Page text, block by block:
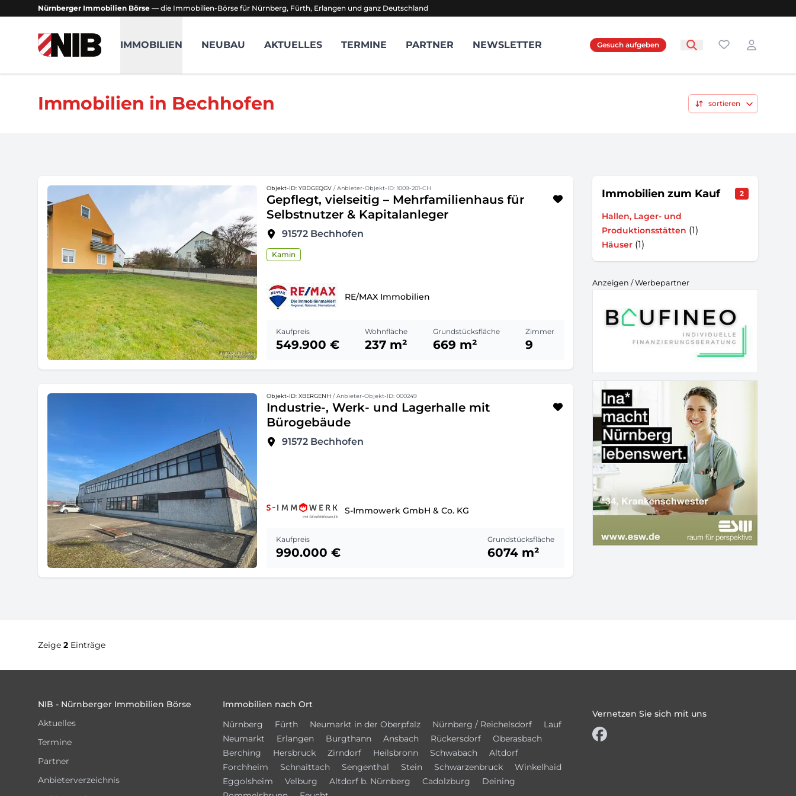
Nürnberger Immobilien Börse — die Immobilien-Börse für Nürnberg, Fürth, Erlangen und ganz Deutschland
NIB - Nürnberger Immobilien Börse
IMMOBILIEN NEUBAU AKTUELLES TERMINE PARTNER NEWSLETTER Gesuch aufgeben Favoriten
Login
Immobilien in Bechhofen sortieren
Objekt-ID: YBDGEQGV / Anbieter-Objekt-ID: 1009-201-CH
Gepflegt, vielseitig – Mehrfamilienhaus für
Selbstnutzer & Kapitalanleger
91572 Bechhofen
Kamin
RE/MAX Immobilien
Kaufpreis
549.900 €
Wohnfläche
237 m²
Grundstücksfläche
669 m²
Zimmer
9
Objekt-ID: XBERGENH / Anbieter-Objekt-ID: 000249
Industrie-, Werk- und Lagerhalle mit
Bürogebäude
91572 Bechhofen
S-Immowerk GmbH & Co. KG
Kaufpreis
990.000 €
Grundstücksfläche
6074 m²
Immobilien zum Kauf 2
Hallen, Lager- und
Produktionsstätten (1)
Häuser (1)
Anzeigen / Werbepartner
Zeige 2 Einträge
NIB - Nürnberger Immobilien Börse
Aktuelles
Termine
Partner
Anbieterverzeichnis
Immobilien nach Ort
Nürnberg
Fürth Neumarkt in der Oberpfalz Nürnberg / Reichelsdorf
Lauf
Neumarkt
Erlangen Burgthann Ansbach Rückersdorf
Oberasbach
Berching
Hersbruck Zirndorf Heilsbronn Schwabach
Altdorf
Forchheim
Schnaittach Sengenthal Stein Schwarzenbruck
Winkelhaid
Eggolsheim
Velburg Altdorf b. Nürnberg Cadolzburg
Deining
Vernetzen Sie sich mit uns